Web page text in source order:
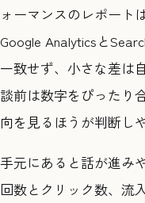
ォーマンスのレポート
Google Analyticsと
一致せず、小さな差は
談前は数字をぴったり
向を見るほうが判断し
手元にあると話が進み
回数とクリック数、流